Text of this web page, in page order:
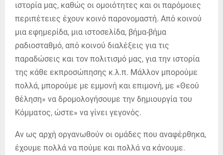
ιστορία μας, καθώς οι ομοιότητες και οι παρόμοιες
περιπέτειες έχουν κοινό παρονομαστή. Από κοινού
μια εφημερίδα, μια ιστοσελίδα, βήμα-βήμα
ραδιοσταθμό, από κοινού διαλέξεις για τις
παραδώσεις και τον πολιτισμό μας, για την ιστορία
της κάθε εκπροσώπησης κ.λ.π. Μάλλον μπορούμε
πολλά, μπορούμε με εμμονή και επιμονή, με «Θεού
θέληση» να δρομολογήσουμε την δημιουργία του
Κόμματος, ώστε» να γίνει γεγονός.
Αν ως αρχή οργανωθούν οι ομάδες που αναφέρθηκα,
έχουμε πολλά να πούμε και πολλά να κάνουμε.